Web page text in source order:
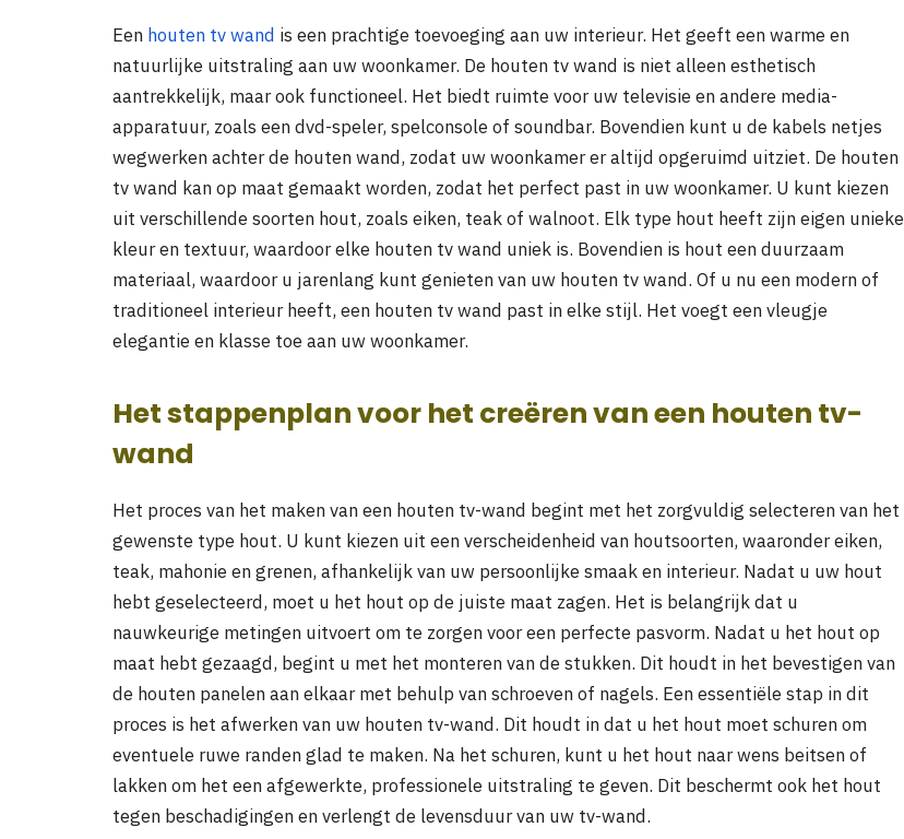
Een houten tv wand is een prachtige toevoeging aan uw interieur. Het geeft een warme en
natuurlijke uitstraling aan uw woonkamer. De houten tv wand is niet alleen esthetisch
aantrekkelijk, maar ook functioneel. Het biedt ruimte voor uw televisie en andere media-
apparatuur, zoals een dvd-speler, spelconsole of soundbar. Bovendien kunt u de kabels netjes
wegwerken achter de houten wand, zodat uw woonkamer er altijd opgeruimd uitziet. De houten
tv wand kan op maat gemaakt worden, zodat het perfect past in uw woonkamer. U kunt kiezen
uit verschillende soorten hout, zoals eiken, teak of walnoot. Elk type hout heeft zijn eigen unieke
kleur en textuur, waardoor elke houten tv wand uniek is. Bovendien is hout een duurzaam
materiaal, waardoor u jarenlang kunt genieten van uw houten tv wand. Of u nu een modern of
traditioneel interieur heeft, een houten tv wand past in elke stijl. Het voegt een vleugje
elegantie en klasse toe aan uw woonkamer.
Het stappenplan voor het creëren van een houten tv-
wand
Het proces van het maken van een houten tv-wand begint met het zorgvuldig selecteren van het
gewenste type hout. U kunt kiezen uit een verscheidenheid van houtsoorten, waaronder eiken,
teak, mahonie en grenen, afhankelijk van uw persoonlijke smaak en interieur. Nadat u uw hout
hebt geselecteerd, moet u het hout op de juiste maat zagen. Het is belangrijk dat u
nauwkeurige metingen uitvoert om te zorgen voor een perfecte pasvorm. Nadat u het hout op
maat hebt gezaagd, begint u met het monteren van de stukken. Dit houdt in het bevestigen van
de houten panelen aan elkaar met behulp van schroeven of nagels. Een essentiële stap in dit
proces is het afwerken van uw houten tv-wand. Dit houdt in dat u het hout moet schuren om
eventuele ruwe randen glad te maken. Na het schuren, kunt u het hout naar wens beitsen of
lakken om het een afgewerkte, professionele uitstraling te geven. Dit beschermt ook het hout
tegen beschadigingen en verlengt de levensduur van uw tv-wand.